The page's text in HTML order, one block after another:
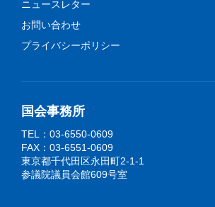
ニュースレター
お問い合わせ
プライバシーポリシー
国会事務所
TEL：03-6550-0609
FAX：03-6551-0609
東京都千代田区永田町2-1-1
参議院議員会館609号室